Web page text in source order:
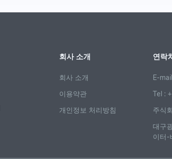
회사 소개
회사 소개
이용약관
개인정보 처리방침
연락
E-
Tel :
주식
대구
이터-